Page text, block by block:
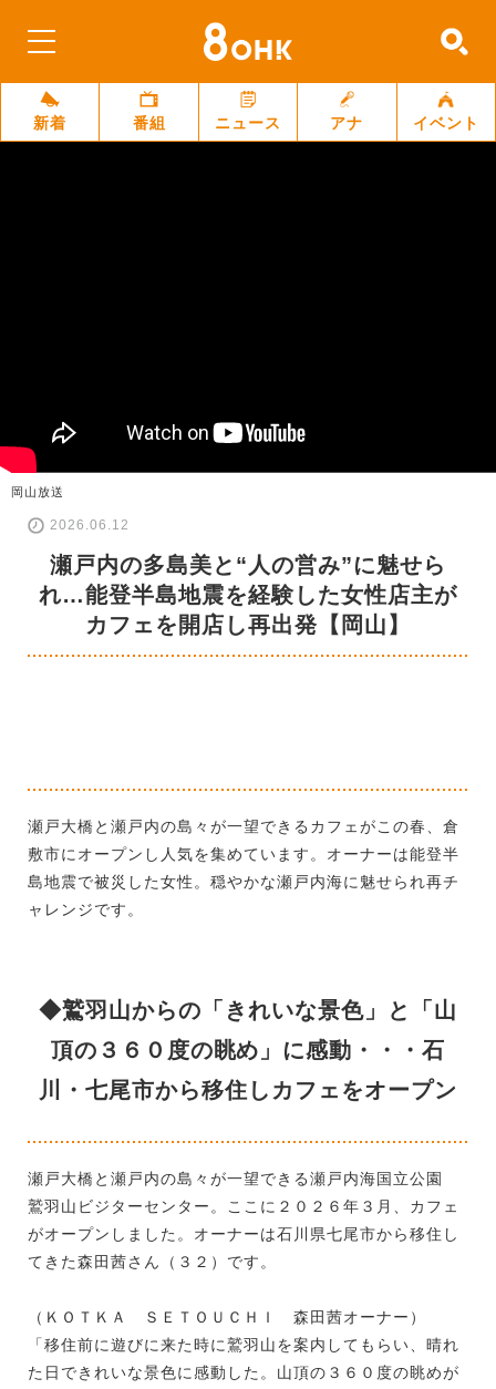
新着 番組 ニュース アナ イベント
岡山放送
2026.06.12
瀬戸内の多島美と“人の営み”に魅せら
れ…能登半島地震を経験した女性店主が
カフェを開店し再出発【岡山】
瀬戸大橋と瀬戸内の島々が一望できるカフェがこの春、倉
敷市にオープンし人気を集めています。オーナーは能登半
島地震で被災した女性。穏やかな瀬戸内海に魅せられ再チ
ャレンジです。
◆鷲羽山からの「きれいな景色」と「山
頂の３６０度の眺め」に感動・・・石
川・七尾市から移住しカフェをオープン
瀬戸大橋と瀬戸内の島々が一望できる瀬戸内海国立公園
鷲羽山ビジターセンター。ここに２０２６年３月、カフェ
がオープンしました。オーナーは石川県七尾市から移住し
てきた森田茜さん（３２）です。
（ＫＯＴＫＡ ＳＥＴＯＵＣＨＩ 森田茜オーナー）
「移住前に遊びに来た時に鷲羽山を案内してもらい、晴れ
た日できれいな景色に感動した。山頂の３６０度の眺めが